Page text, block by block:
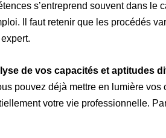
s’entreprend souvent dans le
Il faut retenir que les procédés
de vos capacités et aptitudes
pouvez déjà mettre en lumière
votre vie professionnelle.